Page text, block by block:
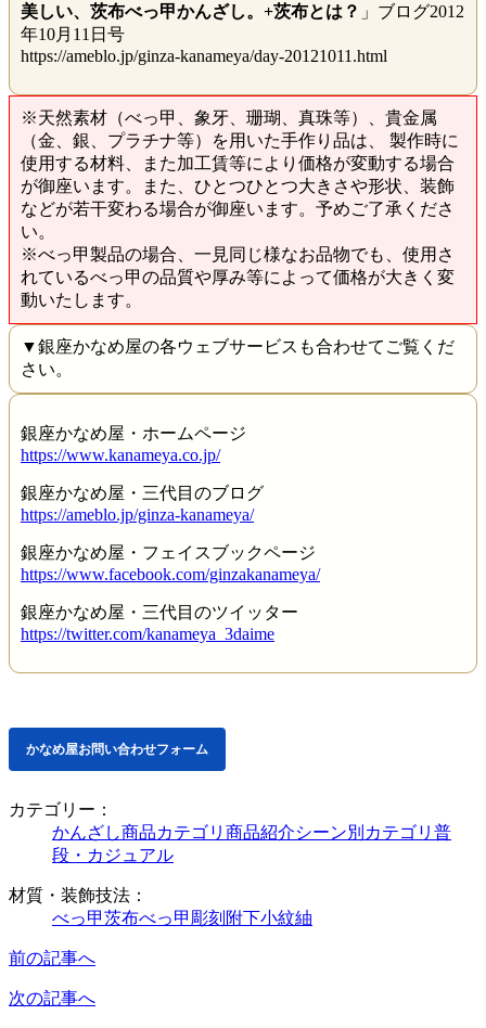
美しい、茨布べっ甲かんざし。+茨布とは？ 」ブログ2012
年10月11日号
https://ameblo.jp/ginza-kanameya/day-20121011.html
※天然素材（べっ甲、象牙、珊瑚、真珠等）、貴金属
（金、銀、プラチナ等）を用いた手作り品は、 製作時に
使用する材料、また加工賃等により価格が変動する場合
が御座います。また、ひとつひとつ大きさや形状、装飾
などが若干変わる場合が御座います。予めご了承くださ
い。
※べっ甲製品の場合、一見同じ様なお品物でも、使用さ
れているべっ甲の品質や厚み等によって価格が大きく変
動いたします。
▼銀座かなめ屋の各ウェブサービスも合わせてご覧くだ
さい。
銀座かなめ屋・ホームページ
https://www.kanameya.co.jp/
銀座かなめ屋・三代目のブログ
https://ameblo.jp/ginza-kanameya/
銀座かなめ屋・フェイスブックページ
https://www.facebook.com/ginzakanameya/
銀座かなめ屋・三代目のツイッター
https://twitter.com/kanameya_3daime
かなめ屋お問い合わせフォーム
カテゴリー：
かんざし商品カテゴリ 商品紹介シーン別カテゴリ 普
段・カジュアル
材質・装飾技法：
べっ甲茨布べっ甲彫刻 附下小紋紬
前の記事へ
次の記事へ